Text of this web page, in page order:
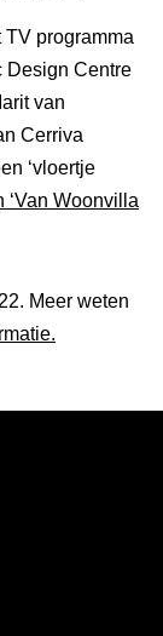
programma
Design Centre
van
Cerriva
‘vloertje
Woonvilla
Meer weten